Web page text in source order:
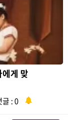
게 맞
글 : 0